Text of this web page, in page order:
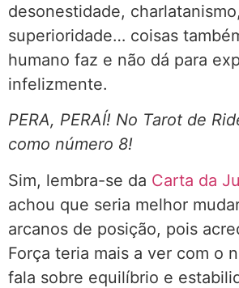
desonestidade,
superioridade… coisas
humano faz e não dá para
infelizmente.
PERA, PERAÍ! No Tarot de
como número 8!
Sim, lembra-se da Carta da
achou que seria melhor
arcanos de posição, pois
Força teria mais a ver com o
fala sobre equilíbrio e